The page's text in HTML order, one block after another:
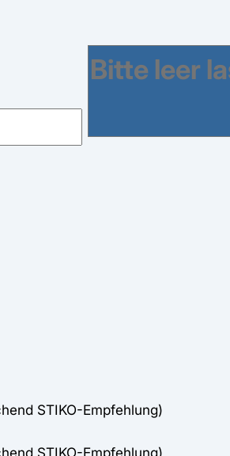
STIKO-Empfehlung)
STIKO-Empfehlung)